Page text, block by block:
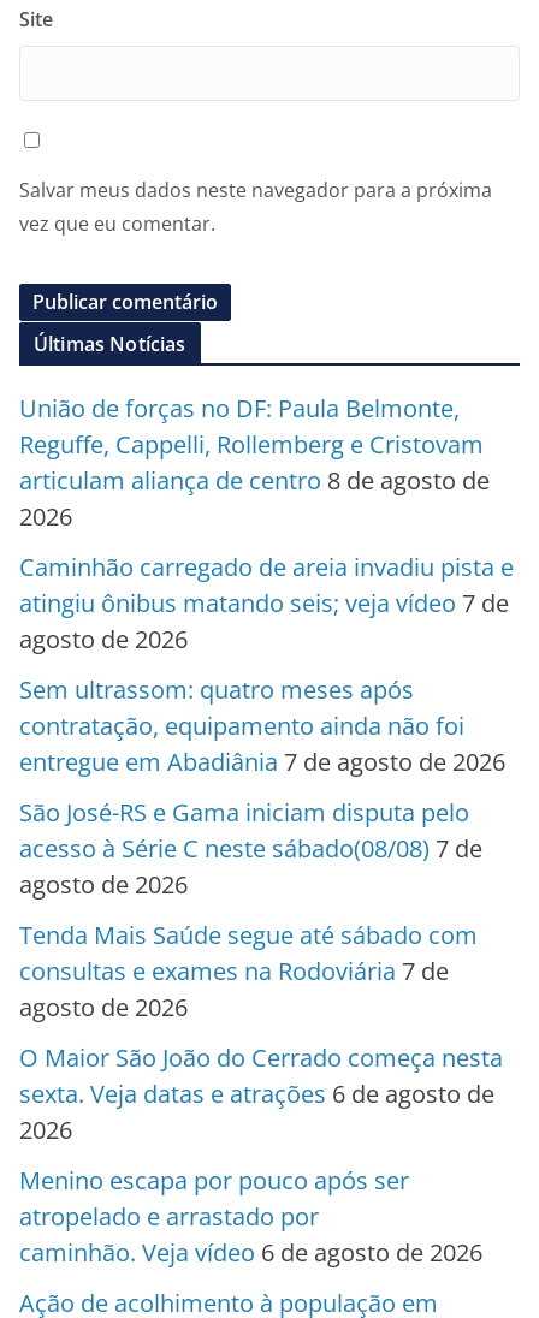
Site
Salvar meus dados neste navegador para a próxima
vez que eu comentar.
Últimas Notícias
União de forças no DF: Paula Belmonte,
Reguffe, Cappelli, Rollemberg e Cristovam
articulam aliança de centro 8 de agosto de
2026
Caminhão carregado de areia invadiu pista e
atingiu ônibus matando seis; veja vídeo 7 de
agosto de 2026
Sem ultrassom: quatro meses após
contratação, equipamento ainda não foi
entregue em Abadiânia 7 de agosto de 2026
São José-RS e Gama iniciam disputa pelo
acesso à Série C neste sábado(08/08) 7 de
agosto de 2026
Tenda Mais Saúde segue até sábado com
consultas e exames na Rodoviária 7 de
agosto de 2026
O Maior São João do Cerrado começa nesta
sexta. Veja datas e atrações 6 de agosto de
2026
Menino escapa por pouco após ser
atropelado e arrastado por
caminhão. Veja vídeo 6 de agosto de 2026
Ação de acolhimento à população em